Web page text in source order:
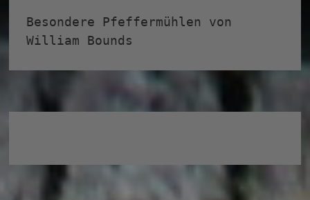
Besondere Pfeffermühlen von
William Bounds